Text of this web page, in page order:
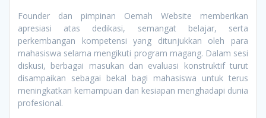
Founder dan pimpinan Oemah Website memberikan
apresiasi atas dedikasi, semangat belajar, serta
perkembangan kompetensi yang ditunjukkan oleh para
mahasiswa selama mengikuti program magang. Dalam sesi
diskusi, berbagai masukan dan evaluasi konstruktif turut
disampaikan sebagai bekal bagi mahasiswa untuk terus
meningkatkan kemampuan dan kesiapan menghadapi dunia
profesional.